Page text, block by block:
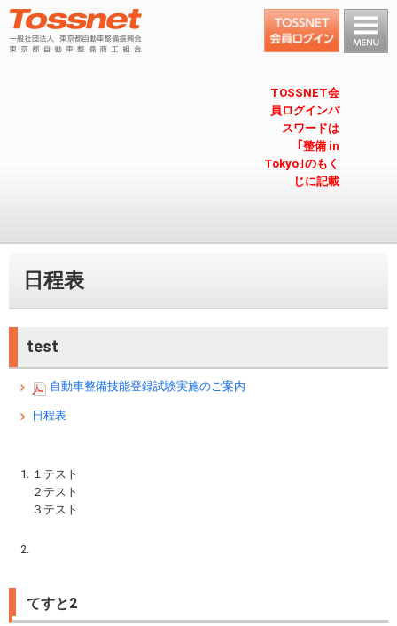
TOSSNET会
員ログインパ
スワードは
｢整備 in
Tokyo｣のもく
じに記載
日程表
test
自動車整備技能登録試験実施のご案内
日程表
１テスト
２テスト
３テスト
てすと2